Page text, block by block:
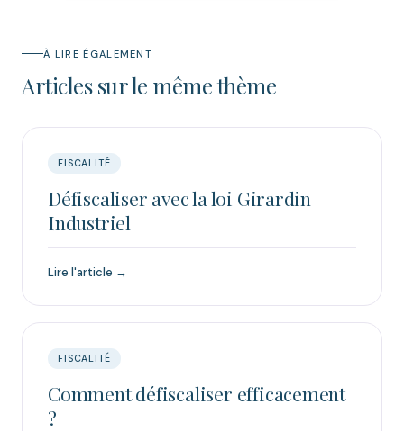
À LIRE ÉGALEMENT
Articles sur le même thème
FISCALITÉ
Défiscaliser avec la loi Girardin
Industriel
Lire l'article →
FISCALITÉ
Comment défiscaliser efficacement
?